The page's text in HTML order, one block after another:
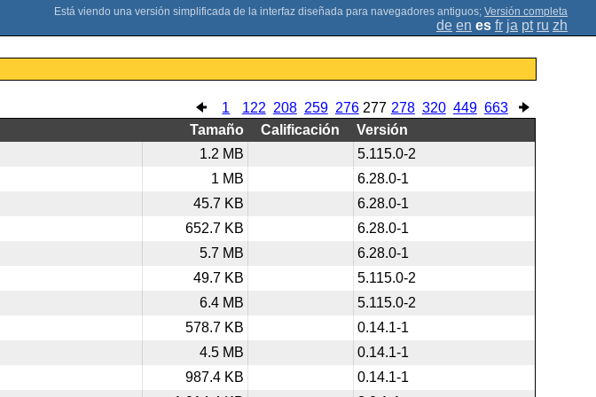
; Versión completa
de en es fr ja pt ru zh
1 122 208 259 276 277 278 320 449 663
Tamaño Calificación
Versión
1.2 MB
5.115.0-2
1 MB
6.28.0-1
45.7 KB
6.28.0-1
652.7 KB
6.28.0-1
5.7 MB
6.28.0-1
49.7 KB
5.115.0-2
6.4 MB
5.115.0-2
578.7 KB
0.14.1-1
4.5 MB
0.14.1-1
987.4 KB
0.14.1-1